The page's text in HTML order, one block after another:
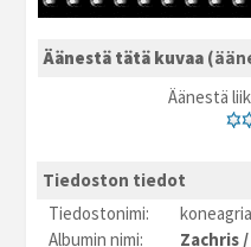
Äänestä tätä kuvaa
Äänestä
Tiedoston tiedot
Tiedostonimi:
Albumin nimi:
Zachris